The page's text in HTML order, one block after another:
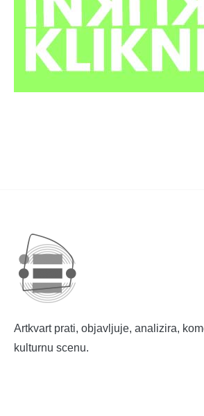
Artkvart prati, objavljuje, analizira,
kulturnu scenu.